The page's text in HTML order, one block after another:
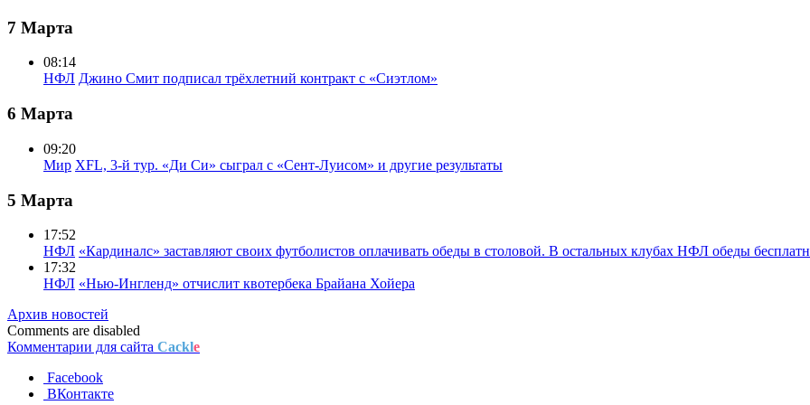
7 Марта
08:14
НФЛ Джино Смит подписал трёхлетний контракт с «Сиэтлом»
6 Марта
09:20
Мир XFL, 3-й тур. «Ди Си» сыграл с «Сент-Луисом» и другие результаты
5 Марта
17:52
НФЛ «Кардиналс» заставляют своих футболистов оплачивать обеды в столовой. В остальных клубах НФЛ обеды
17:32
НФЛ «Нью-Ингленд» отчислит квотербека Брайана Хойера
Архив новостей
Comments are disabled
Комментарии для сайта Cackle
Facebook
ВКонтакте